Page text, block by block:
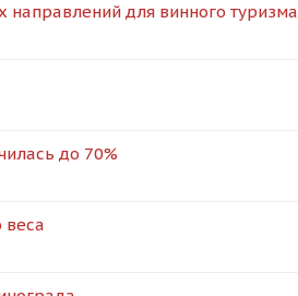
направлений для винного туризма
до 70%
веса